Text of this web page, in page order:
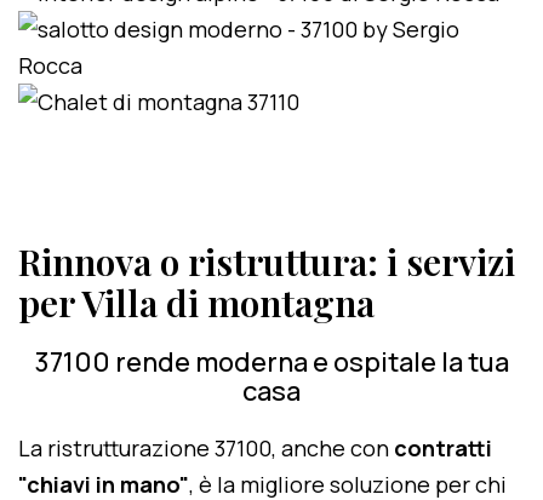
Rinnova o ristruttura: i servizi
per Villa di montagna
37100 rende moderna e ospitale la tua
casa
La ristrutturazione 37100, anche con contratti
"chiavi in mano", è la migliore soluzione per chi